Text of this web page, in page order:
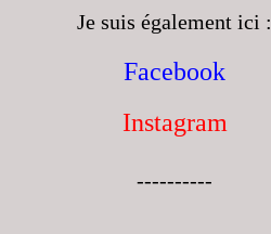
Je suis également ici :
Facebook
Instagram
----------